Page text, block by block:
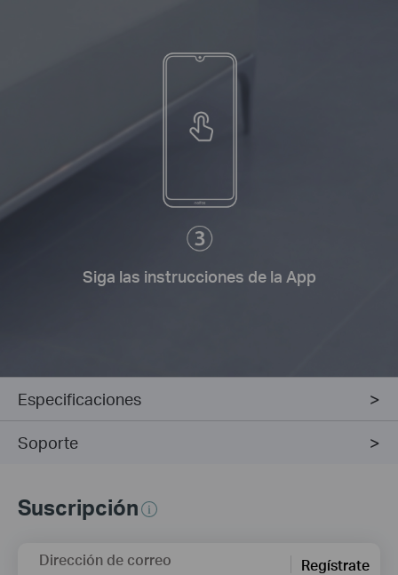
Siga las instrucciones de la App
Especificaciones
Soporte
Suscripción
Dirección de correo Regístrate